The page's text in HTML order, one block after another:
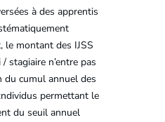
à des apprentis
le montant des IJSS
stagiaire n’entre pas
du cumul annuel des
permettant le
du seuil annuel